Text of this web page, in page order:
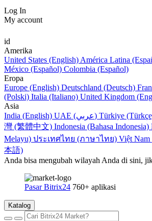
Log In
My account
id
Amerika
United States (English) América Latina
México (Español) Colombia (Español)
Eropa
Europe (English) Deutschland (Deutsch)
(Polski) Italia (Italiano) United Kingdom
Asia
India (English)
UAE (عربي) Türkiye
灣 (繁體中文) Indonesia (Bahasa Indonesia)
Melayu) ประเทศไทย (ภาษาไทย) Việt Nam
本語)
Anda bisa mengubah wilayah Anda di sini,
Pasar Bitrix24 760+ aplikasi
Katalog